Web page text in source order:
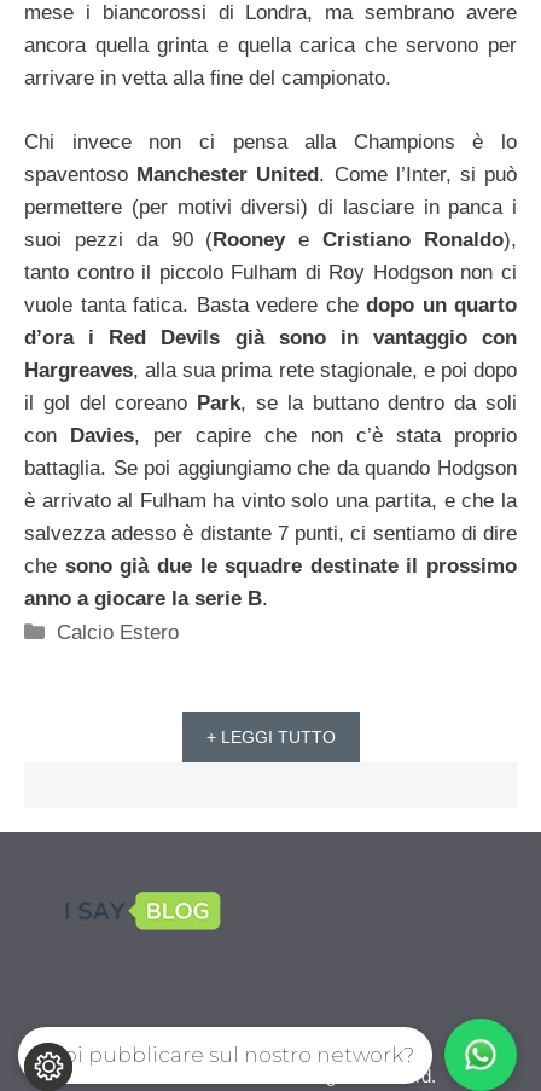
mese i biancorossi di Londra, ma sembrano avere
ancora quella grinta e quella carica che servono per
arrivare in vetta alla fine del campionato.
Chi invece non ci pensa alla Champions è lo
spaventoso Manchester United. Come l’Inter, si può
permettere (per motivi diversi) di lasciare in panca i
suoi pezzi da 90 (RooneyeCristiano Ronaldo),
tanto contro il piccolo Fulham di Roy Hodgson non ci
vuole tanta fatica. Basta vedere che dopo un quarto
d’ora i Red Devils già sono in vantaggio con
Hargreaves, alla sua prima rete stagionale, e poi dopo
il gol del coreano Park, se la buttano dentro da soli
con Davies, per capire che non c’è stata proprio
battaglia. Se poi aggiungiamo che da quando Hodgson
è arrivato al Fulham ha vinto solo una partita, e che la
salvezza adesso è distante 7 punti, ci sentiamo di dire
che sono già due le squadre destinate il prossimo
anno a giocare la serie B.
Categorie
Calcio Estero
+ LEGGI TUTTO
CalcioPro.com © 2026. All right reserverd.
Vuoi pubblicare sul nostro network?